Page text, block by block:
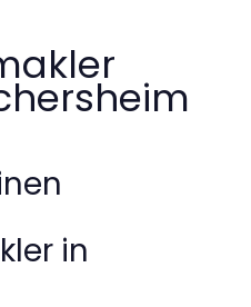
in